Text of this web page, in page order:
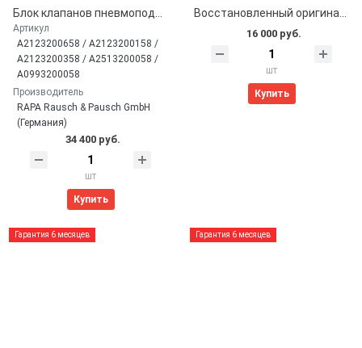
Артикул
A2123200658 / A2123200158 /
A2123200358 / A2513200058 /
A0993200058
Производитель
RAPA Rausch & Pausch GmbH
(Германия)
34 400 руб.
шт
Купить
16 000 руб.
шт
Купить
Гарантия 6 месяцев Гарантия 6 месяцев